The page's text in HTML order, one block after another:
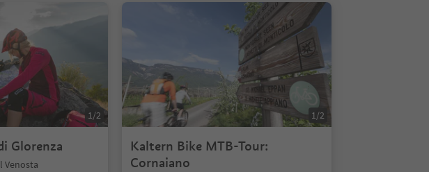
1/2
Glorenza
Venosta
1/2
Kaltern Bike MTB-Tour:
Cornaiano